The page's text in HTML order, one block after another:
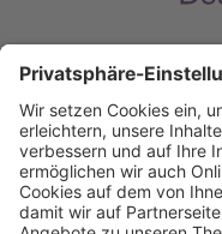
Diakonisches